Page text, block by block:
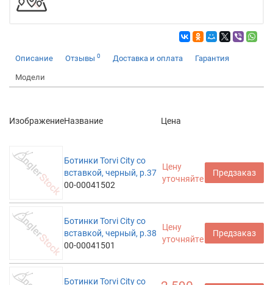
Описание Отзывы 0 Доставка и оплата Гарантия
Модели
ИзображениеНазвание Цена
Ботинки Torvi City со
вставкой, черный, р.37
00-00041502
Цену
уточняйте
Предзаказ
Ботинки Torvi City со
вставкой, черный, р.38
00-00041501
Цену
уточняйте
Предзаказ
Ботинки Torvi City со